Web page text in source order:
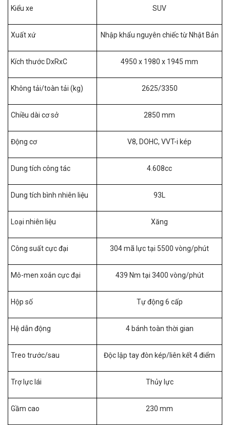
Kiểu xe SUV
Xuất xứ Nhập khẩu nguyên chiếc từ Nhật Bản
Kích thước DxRxC 4950 x 1980 x 1945 mm
Không tải/toàn tải (kg) 2625/3350
Chiều dài cơ sở 2850 mm
Động cơ V8, DOHC, VVT-i kép
Dung tích công tác 4.608cc
Dung tích bình nhiên liệu 93L
Loại nhiên liệu Xăng
Công suất cực đại 304 mã lực tại 5500 vòng/phút
Mô-men xoắn cực đại 439 Nm tại 3400 vòng/phút
Hộp số Tự động 6 cấp
Hệ dẫn động 4 bánh toàn thời gian
Treo trước/sau Độc lập tay đòn kép/liên kết 4 điểm
Trợ lực lái Thủy lực
Gầm cao 230 mm